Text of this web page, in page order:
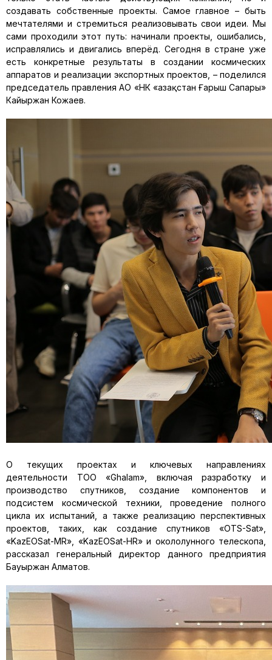
создавать собственные проекты. Самое главное – быть
мечтателями и стремиться реализовывать свои идеи. Мы
сами проходили этот путь: начинали проекты, ошибались,
исправлялись и двигались вперёд. Сегодня в стране уже
есть конкретные результаты в создании космических
аппаратов и реализации экспортных проектов, – поделился
председатель правления АО «НК «Қазақстан Ғарыш Сапары»
Кайыржан Кожаев.
О текущих проектах и ключевых направлениях
деятельности ТОО «Ghalam», включая разработку и
производство спутников, создание компонентов и
подсистем космической техники, проведение полного
цикла их испытаний, а также реализацию перспективных
проектов, таких, как создание спутников «OTS-Sat»,
«KazEOSat-MR», «KazEOSat-HR» и окололунного телескопа,
рассказал генеральный директор данного предприятия
Бауыржан Алматов.